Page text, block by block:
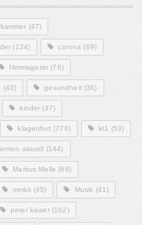
(47)
(124) corona (69)
filmmagazin (76)
(43) gesundheit(36)
kinder (47)
klagenfurt(776) kt1 (53)
aktuell (144)
Markus Malle (68)
mmkk(45) Musik (41)
peter kaiser(162)